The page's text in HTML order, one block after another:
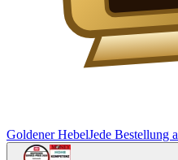
Goldener HebelJede Bestellung